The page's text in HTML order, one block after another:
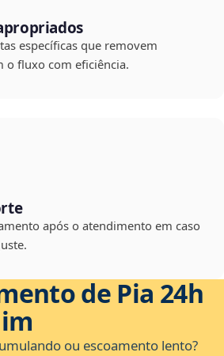
específicas que removem
o fluxo com eficiência.
após o atendimento em caso
de Pia 24h
ou escoamento lento?